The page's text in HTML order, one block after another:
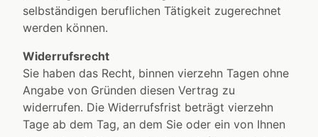
selbständigen beruflichen Tätigkeit zugerechnet
werden können.
Widerrufsrecht
Sie haben das Recht, binnen vierzehn Tagen ohne
Angabe von Gründen diesen Vertrag zu
widerrufen. Die Widerrufsfrist beträgt vierzehn
Tage ab dem Tag, an dem Sie oder ein von Ihnen